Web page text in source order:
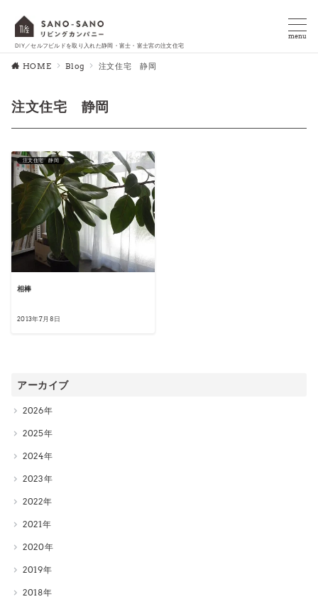
menu
DIY／セルフビルドを取り入れた静岡・富士・富士宮の注文住宅
HOME Blog 注文住宅 静岡
注文住宅 静岡
注文住宅 静岡
相棒
2013年7月8日
アーカイブ
2026
2025
2024
2023
2022
2021
2020
2019
2018